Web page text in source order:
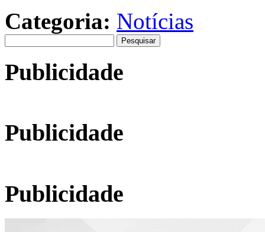
Categoria: Notícias
por:
Publicidade
Publicidade
Publicidade